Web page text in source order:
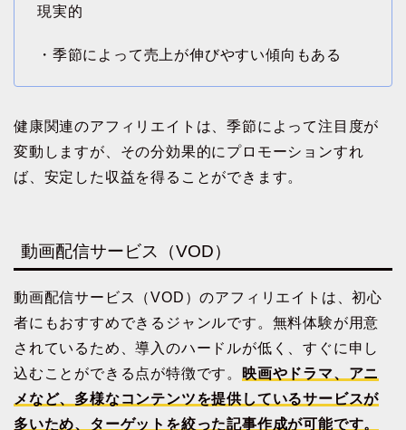
現実的
・季節によって売上が伸びやすい傾向もある
健康関連のアフィリエイトは、季節によって注目度が
変動しますが、その分効果的にプロモーションすれ
ば、安定した収益を得ることができます。
動画配信サービス（VOD）
動画配信サービス（VOD）のアフィリエイトは、初心
者にもおすすめできるジャンルです。無料体験が用意
されているため、導入のハードルが低く、すぐに申し
込むことができる点が特徴です。
映画やドラマ、アニ
メなど、多様なコンテンツを提供しているサービスが
多いため、ターゲットを絞った記事作成が可能です。